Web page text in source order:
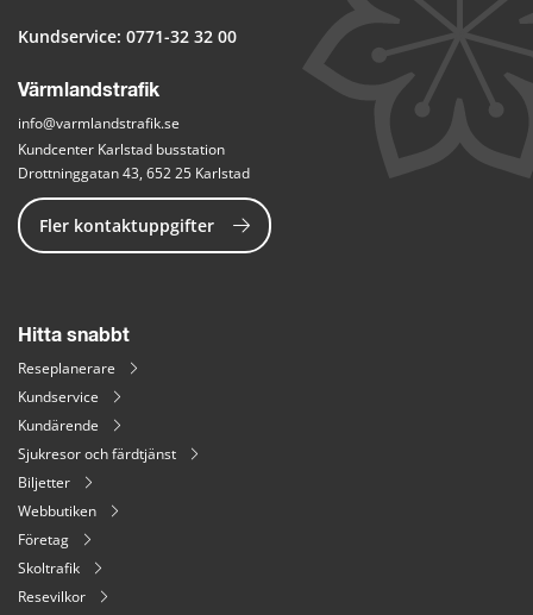
Kundservice: 0771-32 32 00
Värmlandstrafik
info@varmlandstrafik.se
Kundcenter Karlstad busstation
Drottninggatan 43, 652 25 Karlstad
Fler kontaktuppgifter
Hitta snabbt
Reseplanerare
Kundservice
Kundärende
Sjukresor och färdtjänst
Biljetter
Webbutiken
Företag
Skoltrafik
Resevilkor